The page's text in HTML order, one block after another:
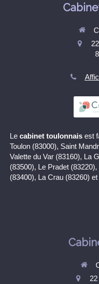
Le cabinet toulonnais est
Toulon (83000), Saint
Valette du Var (83160), La
(83500), Le Pradet
(83400), La Crau (83260)